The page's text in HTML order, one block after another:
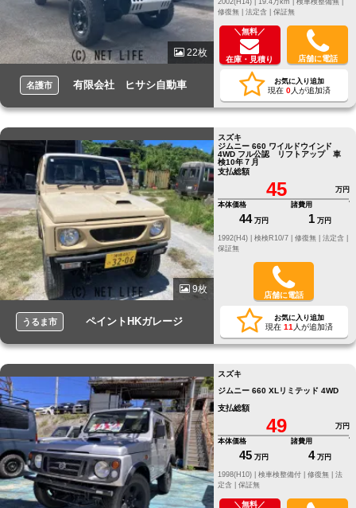
22枚
名護市 有限会社 ヒサシ自動車
修復無 | 法定含 | 保証無
＼無料／
在庫・見積り 店舗に電話
お気に入り追加
現在 0人が追加済
9枚
うるま市 ペイントHKガレージ
スズキ
ジムニー 660 ワイルドウインド
4WD フル公認 リフトアップ 車
検10年７月
支払総額
45
万円
本体価格
44 万円
諸費用
1 万円
修復無 | 法定含 |
保証無
店舗に電話
お気に入り追加
現在 11 人が追加済
スズキ
ジムニー 660 XLリミテッド 4WD
支払総額
49
万円
本体価格
45 万円
諸費用
4 万円
修復無 | 法
定含 | 保証無
＼無料／